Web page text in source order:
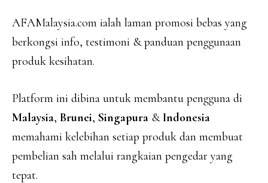
AFAMalaysia.com ialah laman promosi bebas yang
berkongsi info, testimoni & panduan penggunaan
produk kesihatan.
Platform ini dibina untuk membantu pengguna di
Malaysia, Brunei, Singapura &Indonesia
memahami kelebihan setiap produk dan membuat
pembelian sah melalui rangkaian pengedar yang
tepat.